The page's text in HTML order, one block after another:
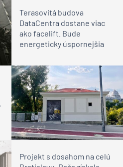
Terasovitá budova
DataCentra dostane viac
ako facelift. Bude
energeticky úspornejšia
Projekt s dosahom na celú